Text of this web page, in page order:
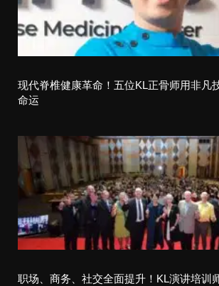
现代脊椎健康革命！五位KL正骨师用非凡
命运
职场、商务、社交全面提升！KL演讲培训